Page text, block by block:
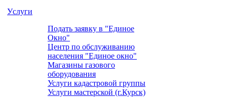
Уcлуги
Подать заявку в "Единое
Окно"
Центр по обслуживанию
населения "Единое окно"
Магазины газового
оборудования
Услуги кадастровой группы
Услуги мастерской (г.Курск)